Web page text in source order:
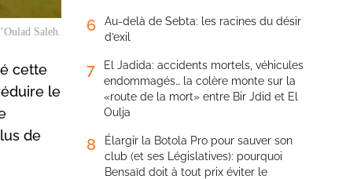
Saleh.
cette
le
de
6
Au-delà de Sebta: les racines du désir
d’exil
7
El Jadida: accidents mortels, véhicules
endommagés… la colère monte sur la
«route de la mort» entre Bir Jdid et El
Oulja
8
Élargir la Botola Pro pour sauver son
club (et ses Législatives): pourquoi
Bensaïd doit à tout prix éviter le